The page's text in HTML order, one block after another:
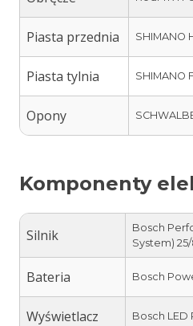
Piasta przednia SHIMANO
Piasta tylnia SHIMANO
Opony
Komponenty
Silnik
Bosch
System)
Bateria Bosch
Wyświetlacz Bosch LED